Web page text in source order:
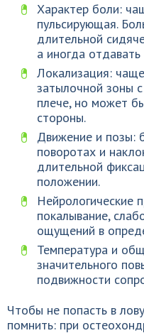
Характер боли:
пульсирующая.
длительной
а иногда отдавать
Локализация:
затылочной зоны
плече, но может
стороны.
Движение и позы:
поворотах и
длительной
положении.
Нейрологические
покалывание,
ощущений в
Температура и
значительного
подвижности
Чтобы не попасть в
помнить: при